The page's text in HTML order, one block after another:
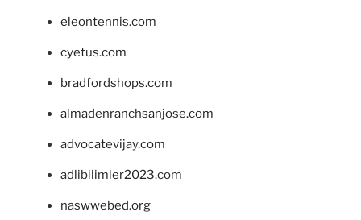
eleontennis.com
cyetus.com
bradfordshops.com
almadenranchsanjose.com
advocatevijay.com
adlibilimler2023.com
naswwebed.org